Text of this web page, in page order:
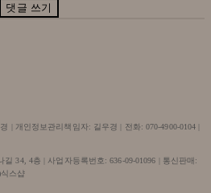
댓글 쓰기
| 개인정보관리책임자: 길우경 | 전화: 070-4900-0104 |
길 34, 4층 | 사업자등록번호:636-09-01096 | 통신판매:
스샵